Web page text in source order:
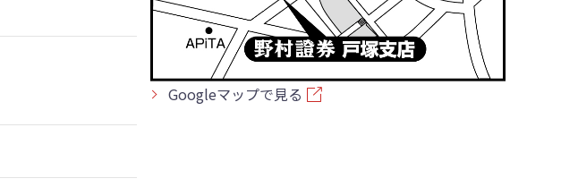
Googleマップで見る